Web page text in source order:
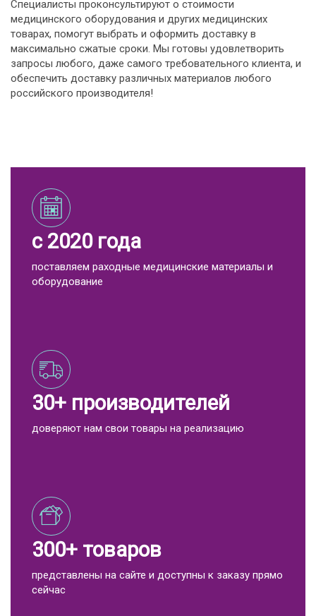
Специалисты проконсультируют о стоимости
медицинского оборудования и других медицинских
товарах, помогут выбрать и оформить доставку в
максимально сжатые сроки. Мы готовы удовлетворить
запросы любого, даже самого требовательного клиента, и
обеспечить доставку различных материалов любого
российского производителя!
с 2020 года
поставляем раходные медицинские материалы и
оборудование
30+ производителей
доверяют нам свои товары на реализацию
300+ товаров
представлены на сайте и доступны к заказу прямо
сейчас